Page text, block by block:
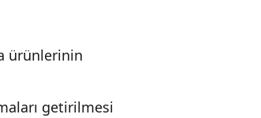
ürünlerinin
getirilmesi